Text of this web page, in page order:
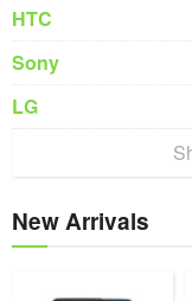
HTC
Sony
LG
New Arrivals